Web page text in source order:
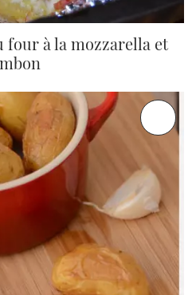
four à la mozzarella et